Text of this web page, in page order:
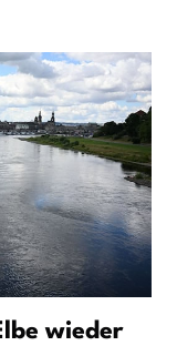
wieder